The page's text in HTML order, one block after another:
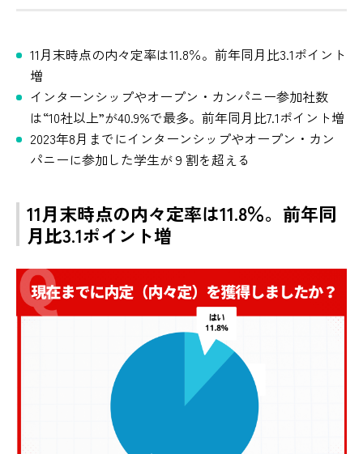
11月末時点の内々定率は11.8％。前年同月比3.1ポイント
増
インターンシップやオープン・カンパニー参加社数
は“10社以上”が40.9%で最多。前年同月比7.1ポイント増
2023年8月までにインターンシップやオープン・カン
パニーに参加した学生が９割を超える
11月末時点の内々定率は11.8％。前年同
月比3.1ポイント増